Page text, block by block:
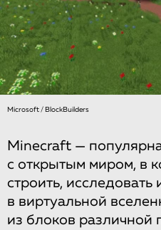
Microsoft / BlockBuilders
Minecraft —
с открытым миром, в
строить, исследовать
в виртуальной
из блоков различной